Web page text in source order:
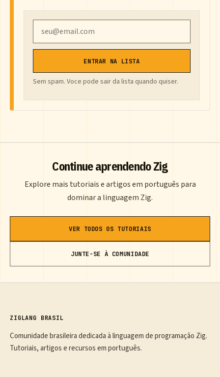
ENTRAR NA LISTA
Sem spam. Voce pode sair da lista quando quiser.
Continue aprendendo Zig
Explore mais tutoriais e artigos em português para
dominar a linguagem Zig.
VER TODOS OS TUTORIAIS
JUNTE-SE À COMUNIDADE
ZIGLANG BRASIL
Comunidade brasileira dedicada à linguagem de programação Zig.
Tutoriais, artigos e recursos em português.